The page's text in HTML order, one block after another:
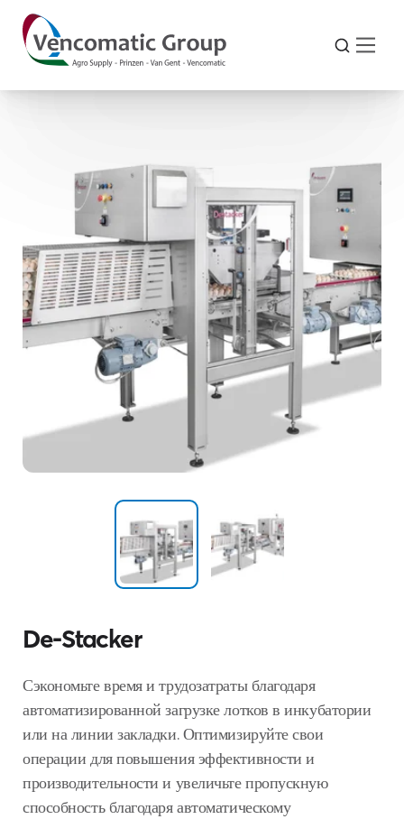
De-Stacker
Сэкономьте время и трудозатраты благодаря
автоматизированной загрузке лотков в инкубатории
или на линии закладки. Оптимизируйте свои
операции для повышения эффективности и
производительности и увеличьте пропускную
способность благодаря автоматическому